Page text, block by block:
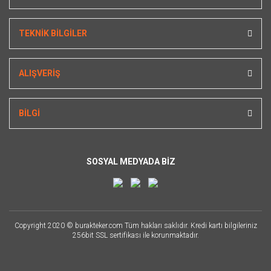
TEKNİK BİLGİLER
ALIŞVERİŞ
BİLGİ
SOSYAL MEDYADA BİZ
Copyright 2020 © burakteker.com Tüm hakları saklıdır. Kredi kartı bilgileriniz
256bit SSL sertifikası ile korunmaktadır.